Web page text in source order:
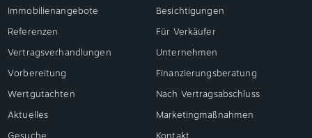
Immobilienangebote
Besichtigungen
Referenzen
Für Verkäufer
Vertragsverhandlungen
Unternehmen
Vorbereitung
Finanzierungsberatung
Wertgutachten
Nach Vertragsabschluss
Aktuelles
Marketingmaßnahmen